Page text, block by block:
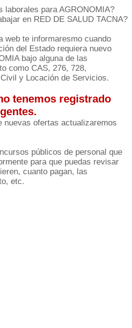
laborales para AGRONOMIA?
en RED DE SALUD TACNA?
web te informaresmo cuando
del Estado requiera nuevo
bajo alguna de las
como CAS, 276, 728,
y Locación de Servicios.
tenemos registrado
nuevas ofertas actualizaremos
públicos de personal que
para que puedas revisar
cuanto pagan, las
etc.